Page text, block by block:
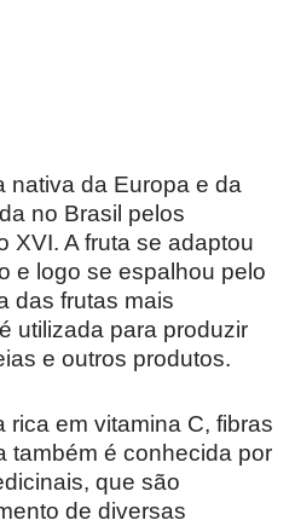
nativa da Europa e da
no Brasil pelos
XVI. A fruta se adaptou
e logo se espalhou pelo
das frutas mais
utilizada para produzir
e outros produtos.
rica em vitamina C, fibras
também é conhecida por
que são
de diversas